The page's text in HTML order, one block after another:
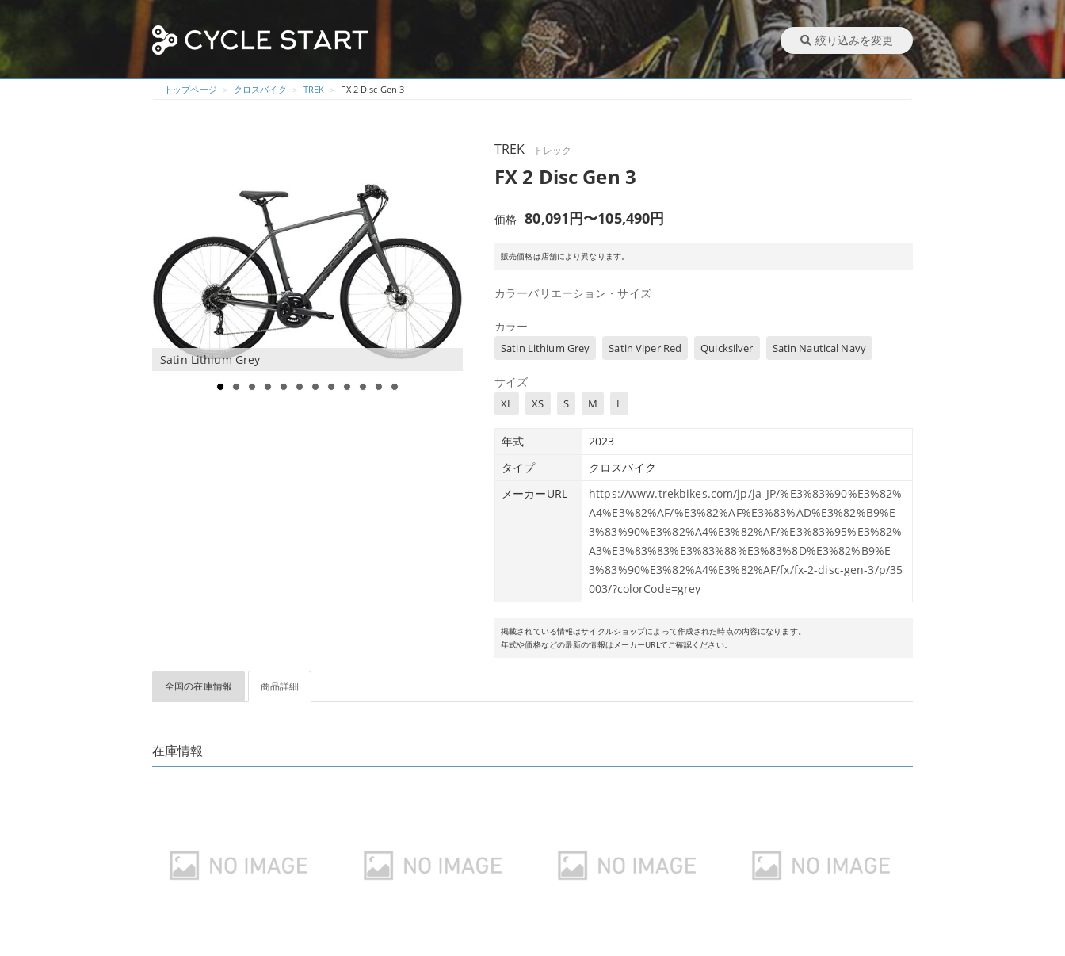
絞り込みを変更
トップページ クロスバイク TREK FX 2 Disc Gen 3
Satin Lithium Grey Satin Nautical Navy
TREK トレック
FX 2 Disc Gen 3
価格 80,091円〜105,490円
販売価格は店舗により異なります。
カラーバリエーション・サイズ
カラー
Satin Lithium Grey Satin Viper Red Quicksilver Satin Nautical Navy
サイズ
XL XS S M L
年式
2023
タイプ
クロスバイク
メーカーURL
https://www.trekbikes.com/jp/ja_JP/%E3%83%90%E3%82%
A4%E3%82%AF/%E3%82%AF%E3%83%AD%E3%82%B9%E
3%83%90%E3%82%A4%E3%82%AF/%E3%83%95%E3%82%
A3%E3%83%83%E3%83%88%E3%83%8D%E3%82%B9%E
3%83%90%E3%82%A4%E3%82%AF/fx/fx-2-disc-gen-3/p/35
003/?colorCode=grey
掲載されている情報はサイクルショップによって作成された時点の内容になります。
年式や価格などの最新の情報はメーカーURLてご確認ください。
全国の在庫情報 商品詳細
在庫情報